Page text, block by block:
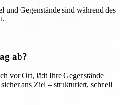
und Gegenstände sind während des
ab?
vor Ort, lädt Ihre Gegenstände
ans Ziel – strukturiert, schnell